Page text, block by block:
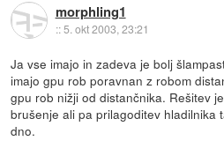
morphling1
::5. okt 2003, 23:21
Ja vse imajo in zadeva je bolj
imajo gpu rob poravnan z robom
gpu rob nižji od distančnika. Rešitev
brušenje ali pa prilagoditev hladilnika
dno.